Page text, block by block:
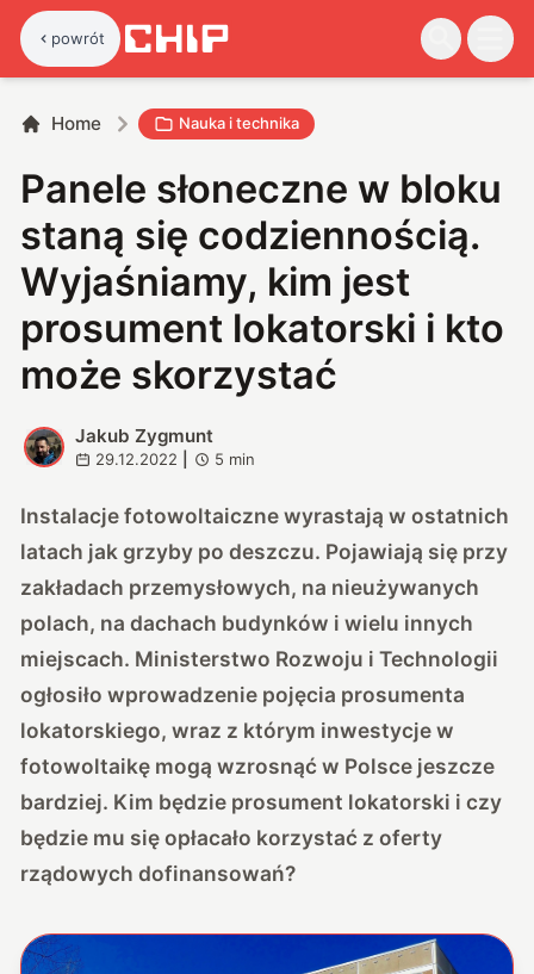
powrót
Home Nauka i technika
Panele słoneczne w bloku
staną się codziennością.
Wyjaśniamy, kim jest
prosument lokatorski i kto
może skorzystać
J
Jakub Zygmunt
29.12.2022 5 min
Instalacje fotowoltaiczne wyrastają w ostatnich
latach jak grzyby po deszczu. Pojawiają się przy
zakładach przemysłowych, na nieużywanych
polach, na dachach budynków i wielu innych
miejscach. Ministerstwo Rozwoju i Technologii
ogłosiło wprowadzenie pojęcia prosumenta
lokatorskiego, wraz z którym inwestycje w
fotowoltaikę mogą wzrosnąć w Polsce jeszcze
bardziej. Kim będzie prosument lokatorski i czy
będzie mu się opłacało korzystać z oferty
rządowych dofinansowań?